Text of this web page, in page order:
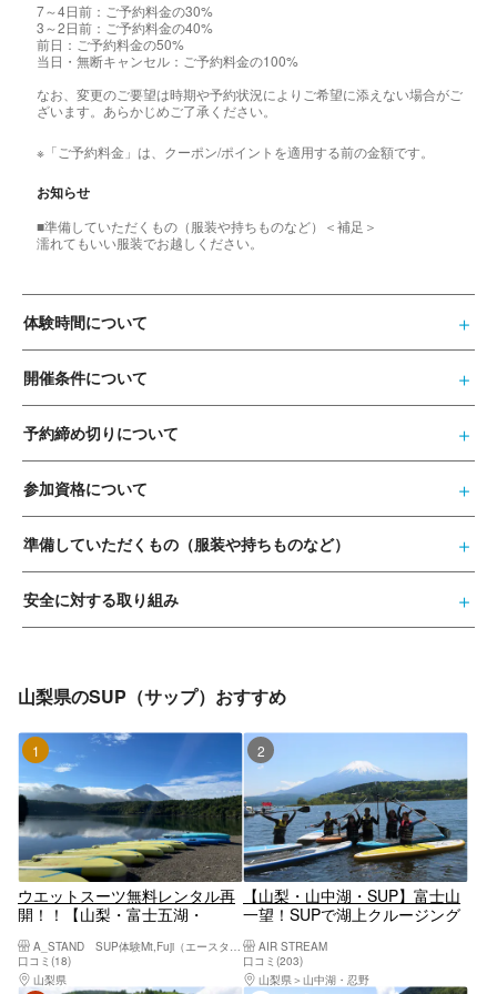
7～4日前：ご予約料金の30%
3～2日前：ご予約料金の40%
前日：ご予約料金の50%
当日・無断キャンセル：ご予約料金の100%
なお、変更のご要望は時期や予約状況によりご希望に添えない場合がご
ざいます。あらかじめご了承ください。
※「ご予約料金」は、クーポン/ポイントを適用する前の金額です。
お知らせ
■準備していただくもの（服装や持ちものなど）＜補足＞
濡れてもいい服装でお越しください。
体験時間について
開催条件について
予約締め切りについて
参加資格について
準備していただくもの（服装や持ちものなど）
安全に対する取り組み
山梨県のSUP（サップ）おすすめ
1位
ウエットスーツ無料レンタル再
開！！【山梨・富士五湖・
SUP(サップ)で湖上クルージン
グ！秘境の西湖周遊コース
A_STAND SUP体験Mt,Fuji（エースタンド サップタイケンマウントフジ）
口コミ(18)
山梨県
河口湖・西湖・富士吉田・精進湖・本栖湖
【山梨・山中湖・SUP】富士山
一望！SUPで湖上クルージング
AIR STREAM
口コミ(203)
山梨県
山中湖・忍野